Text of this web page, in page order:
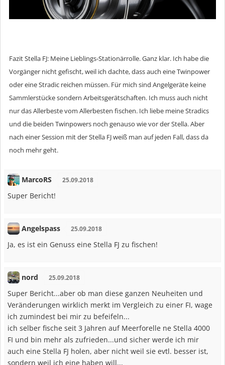
Fazit Stella FJ: Meine Lieblings-Stationärrolle. Ganz klar. Ich habe die
Vorgänger nicht gefischt, weil ich dachte, dass auch eine Twinpower
oder eine Stradic reichen müssen. Für mich sind Angelgeräte keine
Sammlerstücke sondern Arbeitsgerätschaften. Ich muss auch nicht
nur das Allerbeste vom Allerbesten fischen. Ich liebe meine Stradics
und die beiden Twinpowers noch genauso wie vor der Stella. Aber
nach einer Session mit der Stella FJ weiß man auf jeden Fall, dass da
noch mehr geht.
MarcoRS 25.09.2018
Super Bericht!
Angelspass 25.09.2018
Ja, es ist ein Genuss eine Stella FJ zu fischen!
nord 25.09.2018
Super Bericht...aber ob man diese ganzen Neuheiten und
Veränderungen wirklich merkt im Vergleich zu einer FI, wage
ich zumindest bei mir zu befeifeln...
ich selber fische seit 3 Jahren auf Meerforelle ne Stella 4000
FI und bin mehr als zufrieden...und sicher werde ich mir
auch eine Stella FJ holen, aber nicht weil sie evtl. besser ist,
sondern weil ich eine haben will...